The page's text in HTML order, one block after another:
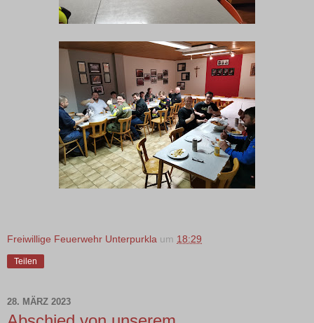
Freiwillige Feuerwehr Unterpurkla um 18:29
Teilen
28. MÄRZ 2023